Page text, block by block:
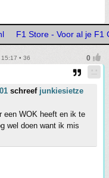
F1 Store - Voor al je F1
• 36
schreef junkiesietze
een WOK heeft en ik te
wel doen want ik mis